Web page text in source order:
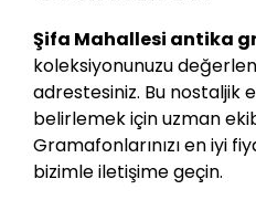
Şifa Mahallesi antika
koleksiyonunuzu
adrestesiniz. Bu nostaljik
belirlemek için uzman
Gramafonlarınızı en iyi
bizimle iletişime geçin.